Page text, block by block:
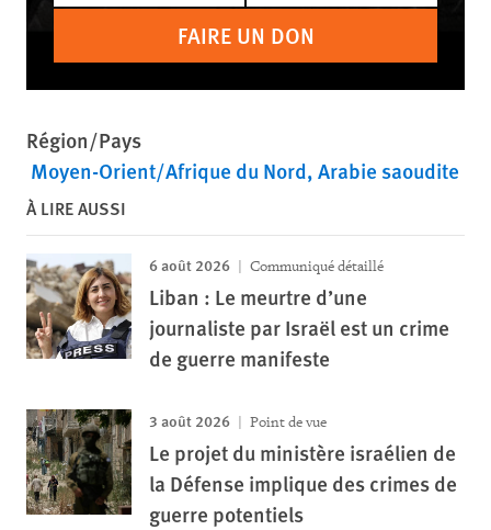
FAIRE UN DON
Région/Pays
Moyen-Orient/Afrique du Nord Arabie saoudite
À LIRE AUSSI
6 août 2026 Communiqué détaillé
Liban : Le meurtre d’une
journaliste par Israël est un crime
de guerre manifeste
3 août 2026 Point de vue
Le projet du ministère israélien de
la Défense implique des crimes de
guerre potentiels